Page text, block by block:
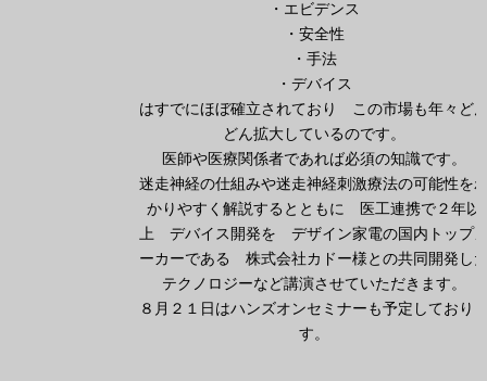
・エビデンス
・安全性
・手法
・デバイス
はすでにほぼ確立されており この市場も年々ど
どん拡大しているのです。
医師や医療関係者であれば必須の知識です。
迷走神経の仕組みや迷走神経刺激療法の可能性を
かりやすく解説するとともに 医工連携で２年以
上 デバイス開発を デザイン家電の国内トップ
ーカーである 株式会社カドー様との共同開発し
テクノロジーなど講演させていただきます。
８月２１日はハンズオンセミナーも予定しており
す。